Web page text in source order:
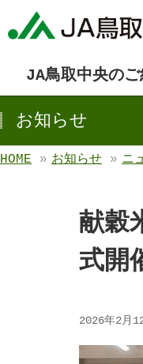
JA鳥取中央の
お知らせ
HOME » お知らせ» ニ
献穀
式開
2026年2月